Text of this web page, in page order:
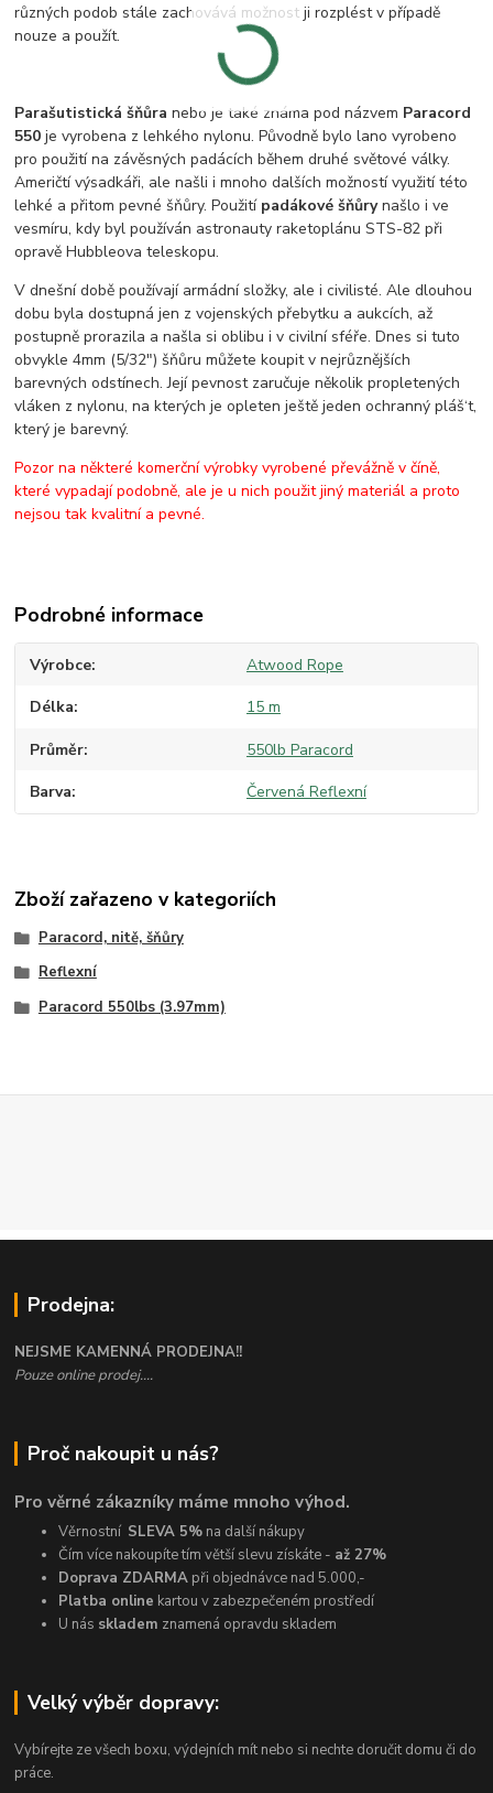
různých podob stále zachovává možnost ji rozplést v případě
nouze a použít.
Parašutistická šňůra nebo je také známa pod názvem Paracord
550 je vyrobena z lehkého nylonu. Původně bylo lano vyrobeno
pro použití na závěsných padácích během druhé světové války.
Američtí výsadkáři, ale našli i mnoho dalších možností využití této
lehké a přitom pevné šňůry. Použití padákové šňůrynašlo i ve
vesmíru, kdy byl používán astronauty raketoplánu STS-82 při
opravě Hubbleova teleskopu.
V dnešní době používají armádní složky, ale i civilisté. Ale dlouhou
dobu byla dostupná jen z vojenských přebytku a aukcích, až
postupně prorazila a našla si oblibu i v civilní sféře. Dnes si tuto
obvykle 4mm (5/32") šňůru můžete koupit v nejrůznějších
barevných odstínech. Její pevnost zaručuje několik propletených
vláken z nylonu, na kterých je opleten ještě jeden ochranný pláš‘t,
který je barevný.
Pozor na některé komerční výrobky vyrobené převážně v číně,
které vypadají podobně, ale je u nich použit jiný materiál a proto
nejsou tak kvalitní a pevné.
Podrobné informace
Výrobce Atwood Rope
Délka 15 m
Průměr 550lb Paracord
Barva Červená Reflexní
Zboží zařazeno v kategoriích
Paracord, nitě, šňůry
Reflexní
Paracord 550lbs (3.97mm)
Prodejna:
NEJSME KAMENNÁ PRODEJNA!!
Pouze online prodej....
Proč nakoupit u nás?
Pro věrné zákazníky máme mnoho výhod.
Věrnostní SLEVA 5% na další nákupy
Čím více nakoupíte tím větší slevu získáte - až 27%
Doprava ZDARMA při objednávce nad 5.000,-
Platba online kartou v zabezpečeném prostředí
U nás skladem znamená opravdu skladem
Velký výběr dopravy:
Vybírejte ze všech boxu, výdejních mít nebo si nechte doručit domu či do
práce.